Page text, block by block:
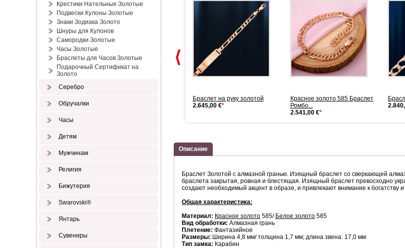
Крестики Нательные Золотые
Подвески Кулоны Золотые
Знаки Зодиака Золото
Шнуры для Кулонов
Самородки Золотые
Часы Золотые
Браслеты для Часов Золотые
Подарочный Сертификат на
Золото
Серебро
Обручалки
Часы
Детям
Мужчинам
Религия
Бижутерия
Swarovski®
Янтарь
Сувениры
Браслет на руку золотой
2.645,00 €*
Красное золото 585 Браслет
Ромбо...
2.541,00 €*
Описание
Браслет Золотой с алмазной гранью. Изящный браслет со сверкающей
браслета закрытая, ровная и блестящая. Изящный браслет превосходно
создают необходимый акцент в образе, и привлекают внимание к богатству
Общая характеристика:
Материал: Красное золото 585/ Белое золото 585
Вид обработки: Алмазная грань
Плетение: Фантазийное
Размеры: Ширина 4,8 мм/ толщина 1,7 мм; длина звена: 17,0 мм
Тип замка: Карабин